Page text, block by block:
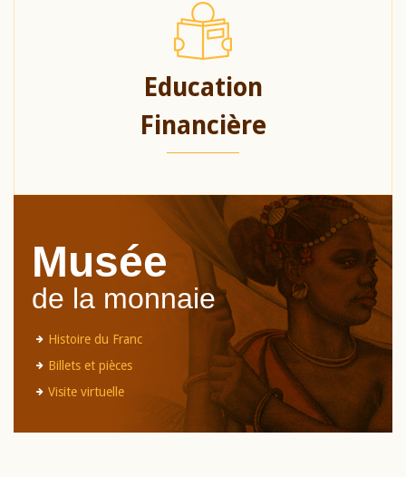
Education
Financière
Musée
de la monnaie
Histoire du Franc
Billets et pièces
Visite virtuelle